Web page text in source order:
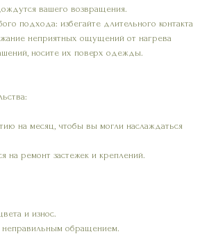
вашего возвращения.
подхода: избегайте длительного контакта
неприятных ощущений от нагрева
носите их поверх одежды.
на месяц, чтобы вы могли наслаждаться
на ремонт застежек и креплений.
и износ.
обращением.